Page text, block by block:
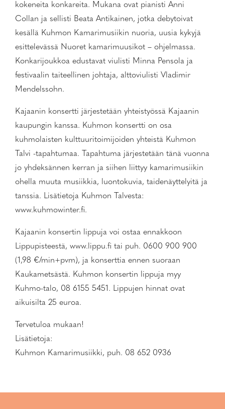
kokeneita konkareita. Mukana ovat pianisti Anni
Collan ja sellisti Beata Antikainen, jotka debytoivat
kesällä Kuhmon Kamarimusiikin nuoria, uusia kykyjä
esittelevässä Nuoret kamarimuusikot – ohjelmassa.
Konkarijoukkoa edustavat viulisti Minna Pensola ja
festivaalin taiteellinen johtaja, alttoviulisti Vladimir
Mendelssohn.
Kajaanin konsertti järjestetään yhteistyössä Kajaanin
kaupungin kanssa. Kuhmon konsertti on osa
kuhmolaisten kulttuuritoimijoiden yhteistä Kuhmon
Talvi -tapahtumaa. Tapahtuma järjestetään tänä vuonna
jo yhdeksännen kerran ja siihen liittyy kamarimusiikin
ohella muuta musiikkia, luontokuvia, taidenäyttelyitä ja
tanssia. Lisätietoja Kuhmon Talvesta:
www.kuhmowinter.fi.
Kajaanin konsertin lippuja voi ostaa ennakkoon
Lippupisteestä, www.lippu.fi tai puh. 0600 900 900
(1,98 €/min+pvm), ja konserttia ennen suoraan
Kaukametsästä. Kuhmon konsertin lippuja myy
Kuhmo-talo, 08 6155 5451. Lippujen hinnat ovat
aikuisilta 25 euroa.
Tervetuloa mukaan!
Lisätietoja:
Kuhmon Kamarimusiikki, puh. 08 652 0936